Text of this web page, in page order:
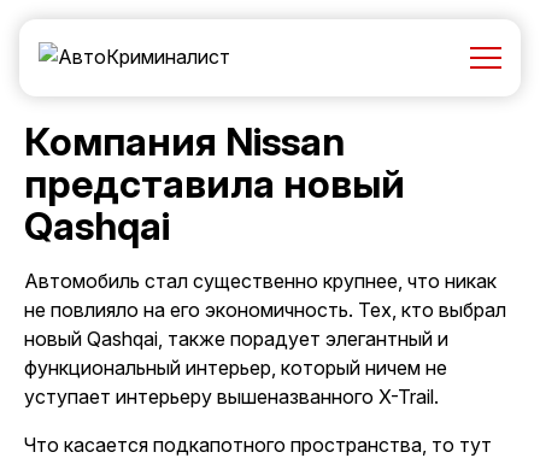
Компания Nissan
представила новый
Qashqai
Автомобиль стал существенно крупнее, что никак
не повлияло на его экономичность. Тех, кто выбрал
новый Qashqai, также порадует элегантный и
функциональный интерьер, который ничем не
уступает интерьеру вышеназванного X-Trail.
Что касается подкапотного пространства, то тут